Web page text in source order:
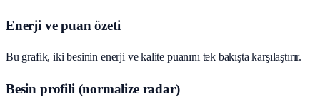
Enerji ve puan özeti
Bu grafik, iki besinin enerji ve kalite puanını tek bakışta karşılaştırır.
Besin profili (normalize radar)